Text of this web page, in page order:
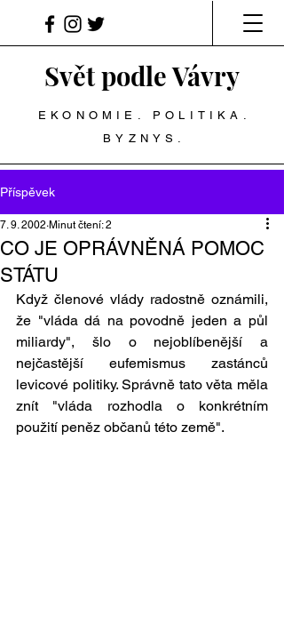
Svět podle Vávry
EKONOMIE. POLITIKA.
BYZNYS.
Příspěvek
CO JE OPRÁVNĚNÁ POMOC
STÁTU
7. 9. 2002 Minut čtení: 2
Když členové vlády radostně oznámili,
že "vláda dá na povodně jeden a půl
miliardy", šlo o nejoblíbenější a
nejčastější eufemismus zastánců
levicové politiky. Správně tato věta měla
znít "vláda rozhodla o konkrétním
použití peněz občanů této země".